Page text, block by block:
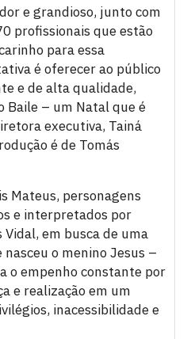
e grandioso, junto com
profissionais que estão
para essa
é oferecer ao público
e de alta qualidade,
Baile – um Natal que é
executiva, Tainá
é de Tomás
Mateus, personagens
e interpretados por
Vidal, em busca de uma
o menino Jesus –
o empenho constante por
e realização em um
inacessibilidade e